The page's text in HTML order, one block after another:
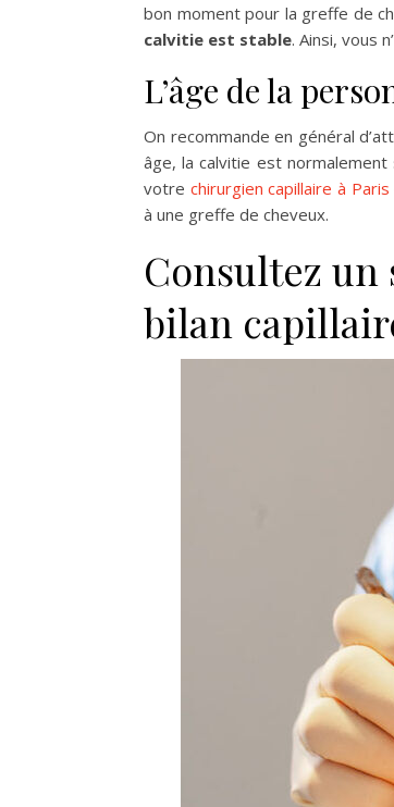
bon moment pour la greffe de
calvitie est stable. Ainsi, vous
L’âge de la
On recommande en général
âge, la calvitie est
votre chirurgien capillaire à Paris
à une greffe de cheveux.
Consultez
bilan